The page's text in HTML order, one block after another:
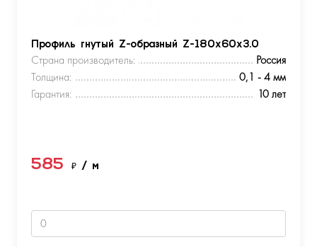
Профиль гнутый Z-образный Z-180х60х3.0
Страна производитель:
Россия
Толщина:
0,1 - 4 мм
Гарантия:
10 лет
585 ₽ / м